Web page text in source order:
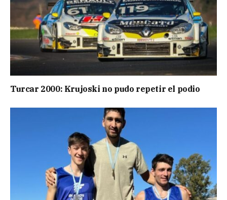
Turcar 2000: Krujoski no pudo repetir el podio